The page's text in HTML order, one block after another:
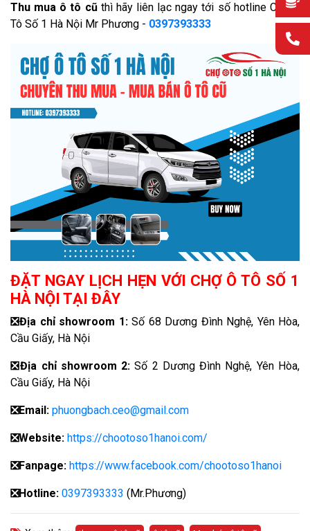
Thu mua ô tô cũthì hãy liên lạc ngay tới số hotline Chợ Ô
Tô Số 1 Hà Nội Mr Phương - 0397393333
ĐẶT NGAY LỊCH HẸN VỚI CHỢ Ô TÔ SỐ 1
HÀ NỘI TẠI ĐÂY
❎Địa chỉ showroom 1:Số 68 Dương Đình Nghệ, Yên Hòa,
Cầu Giấy, Hà Nội
❎Địa chỉ showroom 2:Số 2 Dương Đình Nghệ, Yên Hòa,
Cầu Giấy, Hà Nội
❎Email: phuongbach.ceo@gmail.com
❎Website: https://chootoso1hanoi.com/
❎Fanpage: https://www.facebook.com/chootoso1hanoi
❎Hotline: 0397393333 (Mr.Phương)